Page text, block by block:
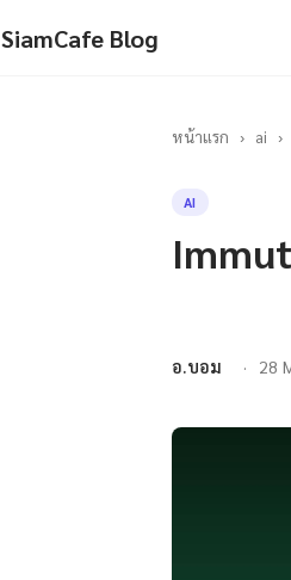
SiamCafe Blog
หน้าแรก › ai ›
AI
อ.บอม 28